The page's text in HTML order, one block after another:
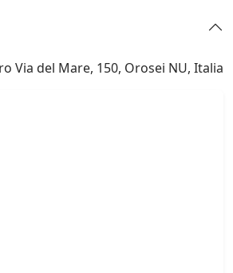
Via del Mare, 150, Orosei NU, Italia